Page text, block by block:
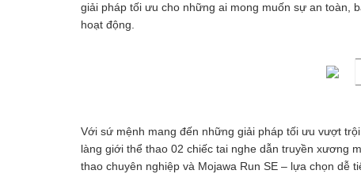
giải pháp tối ưu cho những ai mong muốn sự an toàn,
hoạt động.
Với sứ mệnh mang đến những giải pháp tối ưu vượt
làng giới thể thao 02 chiếc tai nghe dẫn truyền xương
thao chuyên nghiệp và Mojawa Run SE – lựa chọn dễ